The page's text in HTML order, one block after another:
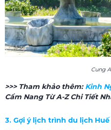
Cung
>>> Tham khảo thêm: Kinh
Cẩm Nang Từ A-Z Chi Tiết
3. Gợi ý lịch trình du lịch